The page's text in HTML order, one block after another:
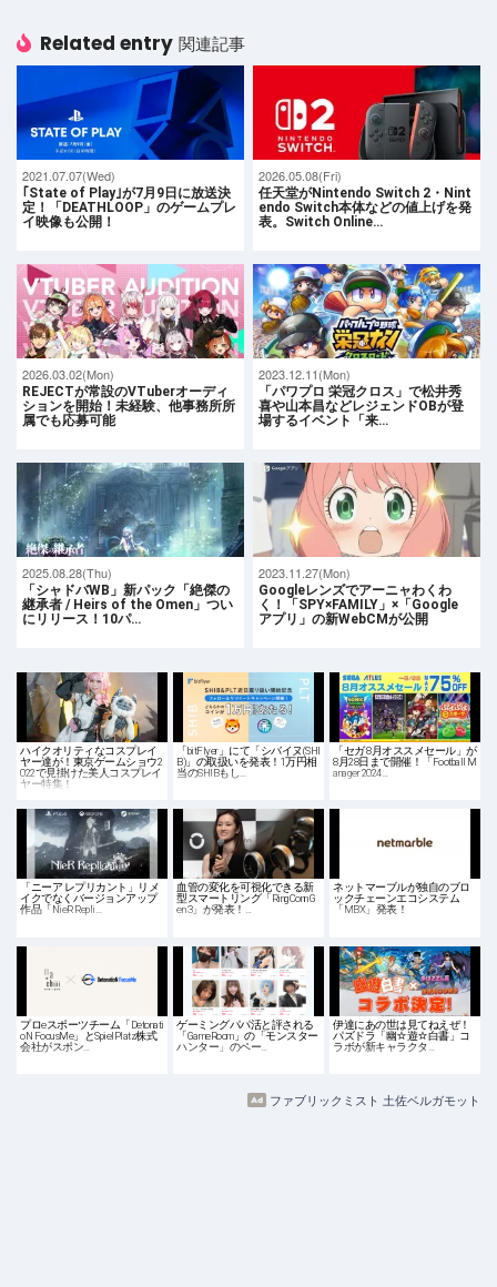
Related entry 関連記事
2021.07.07(Wed)
｢State of Play｣が7月9日に放送決
定！「DEATHLOOP」のゲームプレ
イ映像も公開！
2026.05.08(Fri)
任天堂がNintendo Switch 2・Nint
endo Switch本体などの値上げを発
表。Switch Online…
2026.03.02(Mon)
REJECTが常設のVTuberオーディ
ションを開始！未経験、他事務所所
属でも応募可能
2023.12.11(Mon)
「パワプロ 栄冠クロス」で松井秀
喜や山本昌などレジェンドOBが登
場するイベント「来…
2025.08.28(Thu)
「シャドバWB」新パック「絶傑の
継承者 / Heirs of the Omen」つい
にリリース！10パ…
2023.11.27(Mon)
Googleレンズでアーニャわくわ
く！「SPY×FAMILY」×「Google
アプリ」の新WebCMが公開
ハイクオリティなコスプレイ
ヤー達が！東京ゲームショウ2
022で見掛けた美人コスプレイ
ヤー特集！
「bitFlyer」にて「シバイヌ(SHI
B)」の取扱いを発表！1万円相
当のSHIBもし…
「セガ 8月オススメセール」が
8月28日まで開催！「Football M
anager 2024…
「ニーア レプリカント」リメ
イクでなくバージョンアップ
作品「NieR Repli…
血管の変化を可視化できる新
型スマートリング「RingConn G
en 3」が発表！…
ネットマーブルが独自のブロ
ックチェーンエコシステム
「MBX」発表！
プロeスポーツチーム「Detonati
oN FocusMe」とSpielPlatz株式
会社がスポン…
ゲーミングパパ活と評される
「GameRoom」の「モンスター
ハンター」のペー…
伊達にあの世は見てねえぜ！
パズドラ「幽☆遊☆白書」コ
ラボが新キャラクタ…
ファブリックミスト 土佐ベルガモット